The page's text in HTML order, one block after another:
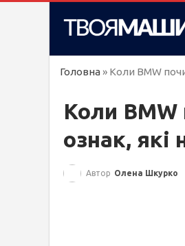
Головна » Коли BMW
Коли BMW
ознак, які
Автор Олена Шкурко